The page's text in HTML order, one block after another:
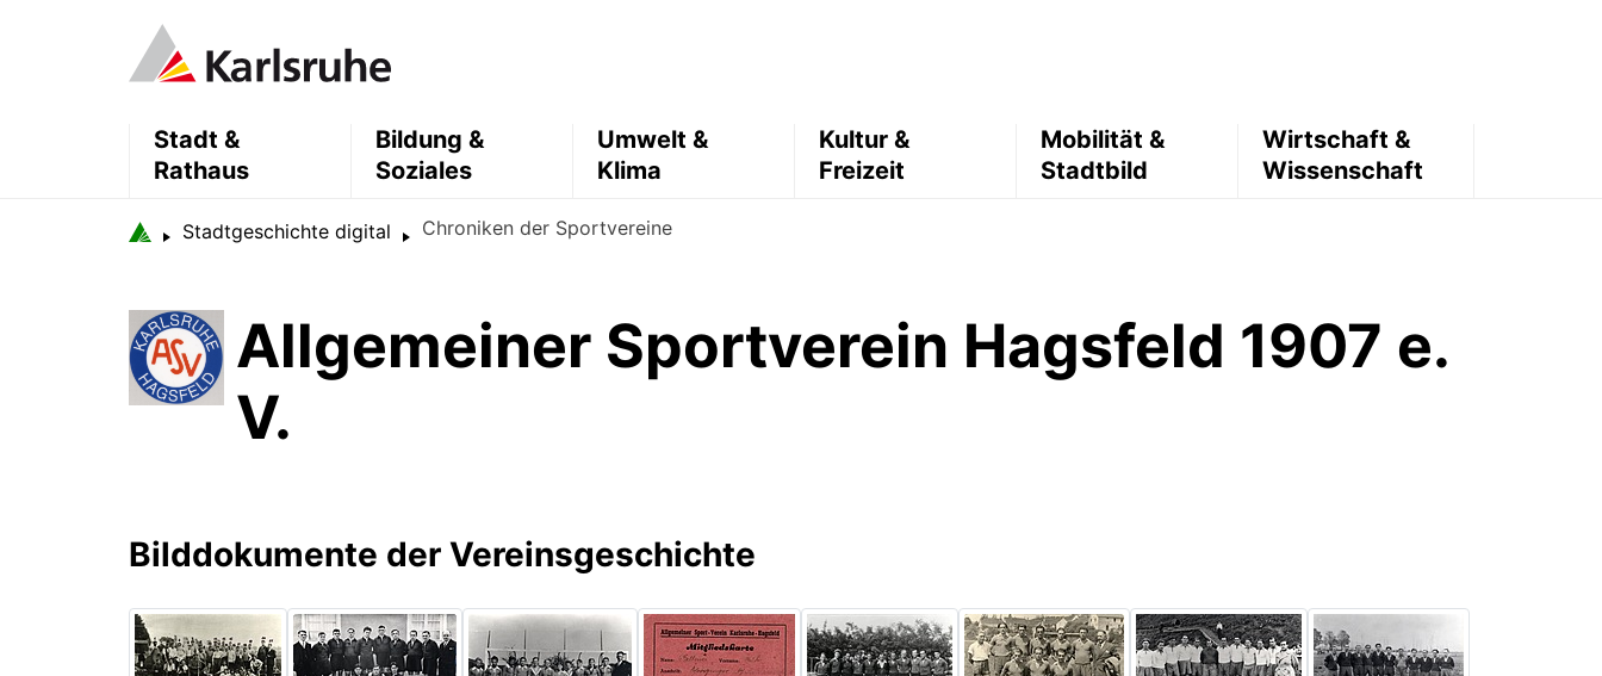
Stadt &
Rathaus
Bildung &
Soziales
Umwelt &
Klima
Kultur &
Freizeit
Mobilität &
Stadtbild
Wirtschaft &
Wissenschaft
Stadtgeschichte digital Chroniken der Sportvereine
Allgemeiner Sportverein Hagsfeld 1907 e.
V.
Bilddokumente der Vereinsgeschichte